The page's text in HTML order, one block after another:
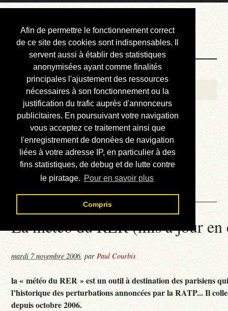
Afin de permettre le fonctionnement correct
de ce site des cookies sont indispensables. Il
servent aussi à établir des statistiques
anonymisées ayant comme finalités
principales l'ajustement des ressources
nécessaires à son fonctionnement ou la
justification du trafic auprès d'annonceurs
publicitaires. En poursuivant votre navigation
vous acceptez ce traitement ainsi que
l'enregistrement de données de navigation
liées à votre adresse IP, en particulier à des
fins statistiques, de debug et de lutte contre
le piratage. Pour en savoir plus
Compris
Courbis, « LE »
Blog Officiel
Bienvenue
Réalisations
Divers (et d’été)
Annonces
Liens externes
Téléchargement
Contact
La météo du RER (mis à jour
mardi 7 novembre 2006,parPaul Courbis
la « météo du RER » est un outil à destination des parisiens
l’historique des perturbations annoncées par la RATP... Il
depuis octobre 2006.